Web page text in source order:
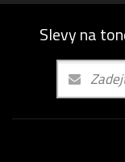
Slevy na